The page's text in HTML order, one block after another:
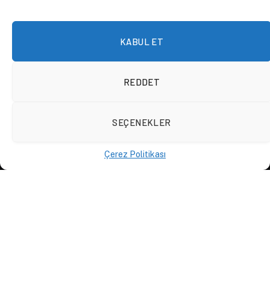
KABUL ET
REDDET
SEÇENEKLER
Çerez Politikası